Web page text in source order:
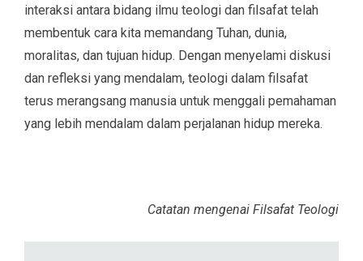
interaksi antara bidang ilmu teologi dan filsafat telah
membentuk cara kita memandang Tuhan, dunia,
moralitas, dan tujuan hidup. Dengan menyelami diskusi
dan refleksi yang mendalam, teologi dalam filsafat
terus merangsang manusia untuk menggali pemahaman
yang lebih mendalam dalam perjalanan hidup mereka.
Catatan mengenai Filsafat Teologi